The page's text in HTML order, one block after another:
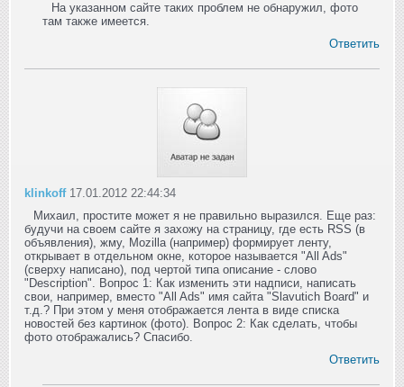
На указанном сайте таких проблем не обнаружил, фото
там также имеется.
Ответить
klinkoff 17.01.2012 22:44:34
Михаил, простите может я не правильно выразился. Еще раз:
будучи на своем сайте я захожу на страницу, где есть RSS (в
объявления), жму, Mozilla (например) формирует ленту,
открывает в отдельном окне, которое называется "All Ads"
(сверху написано), под чертой типа описание - слово
"Description". Вопрос 1: Как изменить эти надписи, написать
свои, например, вместо "All Ads" имя сайта "Slavutich Board" и
т.д.? При этом у меня отображается лента в виде списка
новостей без картинок (фото). Вопрос 2: Как сделать, чтобы
фото отображались? Спасибо.
Ответить